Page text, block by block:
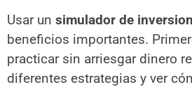
Usar un simulador de
beneficios importantes.
practicar sin arriesgar dinero
diferentes estrategias y ver